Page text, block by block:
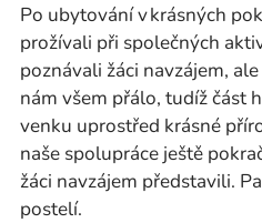
Po ubytování v krásných
prožívali při společných
poznávali žáci navzájem,
nám všem přálo, tudíž část
venku uprostřed krásné
naše spolupráce ještě
žáci navzájem představili.
postelí.